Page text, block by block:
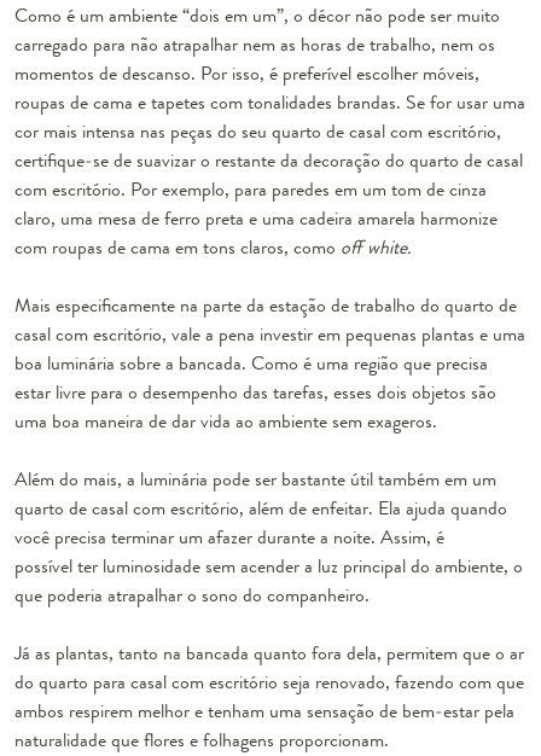
Como é um ambiente “dois em um”, o décor não pode ser muito
carregado para não atrapalhar nem as horas de trabalho, nem os
momentos de descanso. Por isso, é preferível escolher móveis,
roupas de cama e tapetes com tonalidades brandas. Se for usar uma
cor mais intensa nas peças do seu quarto de casal com escritório,
certifique-se de suavizar o restante da decoração do quarto de casal
com escritório. Por exemplo, para paredes em um tom de cinza
claro, uma mesa de ferro preta e uma cadeira amarela harmonize
com roupas de cama em tons claros, como off white.
Mais especificamente na parte da estação de trabalho do quarto de
casal com escritório, vale a pena investir em pequenas plantas e uma
boa luminária sobre a bancada. Como é uma região que precisa
estar livre para o desempenho das tarefas, esses dois objetos são
uma boa maneira de dar vida ao ambiente sem exageros.
Além do mais, a luminária pode ser bastante útil também em um
quarto de casal com escritório, além de enfeitar. Ela ajuda quando
você precisa terminar um afazer durante a noite. Assim, é
possível ter luminosidade sem acender a luz principal do ambiente, o
que poderia atrapalhar o sono do companheiro.
Já as plantas, tanto na bancada quanto fora dela, permitem que o ar
do quarto para casal com escritório seja renovado, fazendo com que
ambos respirem melhor e tenham uma sensação de bem-estar pela
naturalidade que flores e folhagens proporcionam.